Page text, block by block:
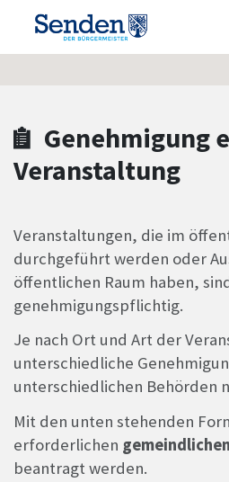
Zum Header
Zum Hauptinhalt
Zum Footer
Zum Hauptinhalt springen
Genehmigung
Veranstaltung
Veranstaltungen, die im
durchgeführt werden oder
öffentlichen Raum haben,
genehmigungspflichtig.
Je nach Ort und Art der
unterschiedliche
unterschiedlichen Behörden
Mit den unten stehenden
erforderlichen gemeindlichen
beantragt werden.